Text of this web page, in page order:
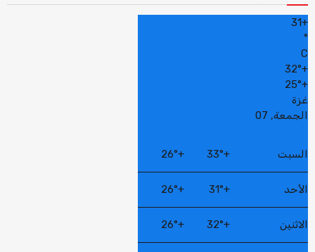
+
31
°
C
+
32°
+
25°
غزة
الجمعة, 07
السبت +
33°
+
26°
الأحد +
31°
+
26°
الاثنين +
32°
+
26°